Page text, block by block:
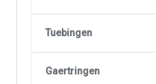
Tuebingen
Gaertringen